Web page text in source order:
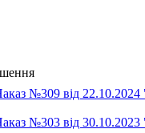
№309 від
№303 від